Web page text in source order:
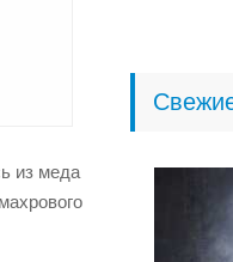
из меда